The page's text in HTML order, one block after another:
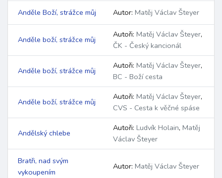
Anděle Boží, strážce můj Autor: Matěj Václav Šteyer
Anděle boží, strážce můj
Autoři: Matěj Václav Šteyer,
ČK - Český kancionál
Anděle boží, strážce můj
Autoři: Matěj Václav Šteyer,
BC - Boží cesta
Anděle boží, strážce můj
Autoři: Matěj Václav Šteyer,
CVS - Cesta k věčné spáse
Andělský chlebe
Autoři: Ludvík Holain, Matěj
Václav Šteyer
Bratři, nad svým
vykoupením
Autor: Matěj Václav Šteyer